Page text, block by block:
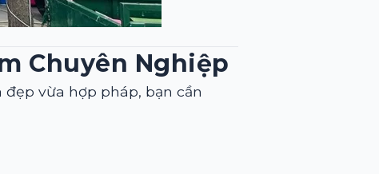
Chuyên Nghiệp
đẹp vừa hợp pháp, bạn cần